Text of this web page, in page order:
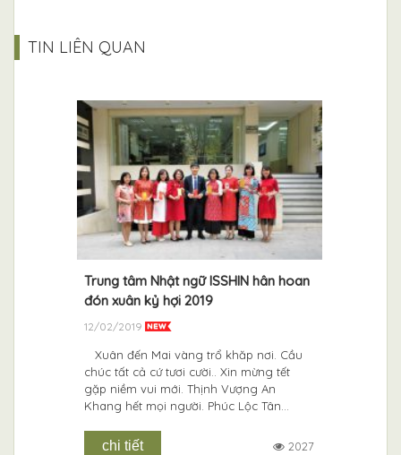
TIN LIÊN QUAN
Trung tâm Nhật ngữ ISSHIN hân hoan
đón xuân kỷ hợi 2019
12/02/2019
Xuân đến Mai vàng trổ khăp nơi. Cầu
chúc tất cả cứ tươi cười.. Xin mừng tết
gặp niềm vui mới. Thịnh Vượng An
Khang hết mọi người. Phúc Lộc Tân...
chi tiết 2027